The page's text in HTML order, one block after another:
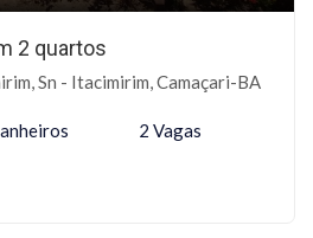
2 quartos
Sn - Itacimirim, Camaçari-BA
2 Vagas